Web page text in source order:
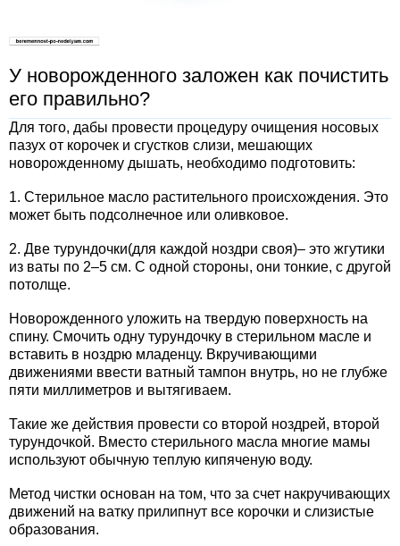
У новорожденного заложен как почистить
его правильно?
Для того, дабы провести процедуру очищения носовых
пазух от корочек и сгустков слизи, мешающих
новорожденному дышать, необходимо подготовить:
1. Стерильное масло растительного происхождения. Это
может быть подсолнечное или оливковое.
2. Две турундочки(для каждой ноздри своя)– это жгутики
из ваты по 2–5 см. С одной стороны, они тонкие, с другой
потолще.
Новорожденного уложить на твердую поверхность на
спину. Смочить одну турундочку в стерильном масле и
вставить в ноздрю младенцу. Вкручивающими
движениями ввести ватный тампон внутрь, но не глубже
пяти миллиметров и вытягиваем.
Такие же действия провести со второй ноздрей, второй
турундочкой. Вместо стерильного масла многие мамы
используют обычную теплую кипяченую воду.
Метод чистки основан на том, что за счет накручивающих
движений на ватку прилипнут все корочки и слизистые
образования.